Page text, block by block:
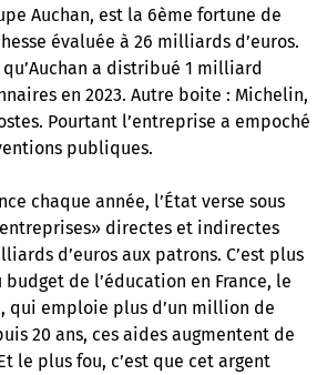
Auchan, est la 6ème fortune de
évaluée à 26 milliards d’euros.
qu’Auchan a distribué 1 milliard
en 2023. Autre boite : Michelin,
Pourtant l’entreprise a empoché
publiques.
chaque année, l’État verse sous
directes et indirectes
d’euros aux patrons. C’est plus
de l’éducation en France, le
qui emploie plus d’un million de
20 ans, ces aides augmentent de
le plus fou, c’est que cet argent